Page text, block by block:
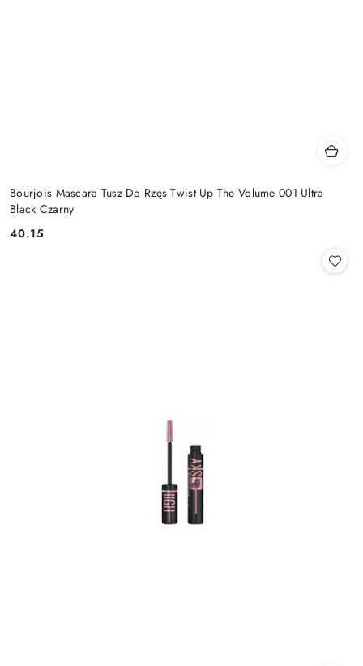
Bourjois Mascara Tusz Do Rzęs Twist Up The Volume 001 Ultra
Black Czarny
Cena:
40.15